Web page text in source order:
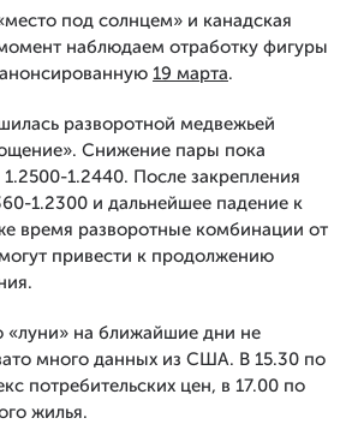
под солнцем» и канадская
наблюдаем отработку фигуры
19 марта.
разворотной медвежьей
Снижение пары пока
1.2440. После закрепления
1.2300 и дальнейшее падение к
время разворотные комбинации от
привести к продолжению
«луни» на ближайшие дни не
много данных из США. В 15.30 по
потребительских цен, в 17.00 по
жилья.